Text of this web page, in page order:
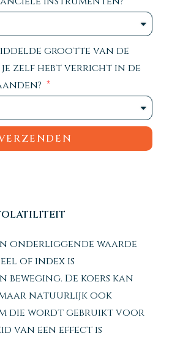
grootte van de
zelf hebt verricht in de
onderliggende waarde
of index is
De koers kan
natuurlijk ook
die wordt gebruikt voor
van een effect is